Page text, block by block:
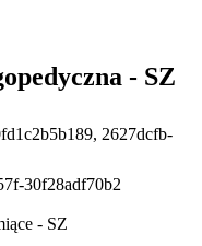
- SZ
2627dcfb-
30f28adf70b2
- SZ